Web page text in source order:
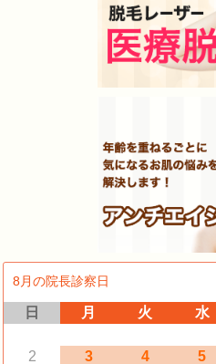
8月の院長診察日
日 月 火 水
2
3 4 5